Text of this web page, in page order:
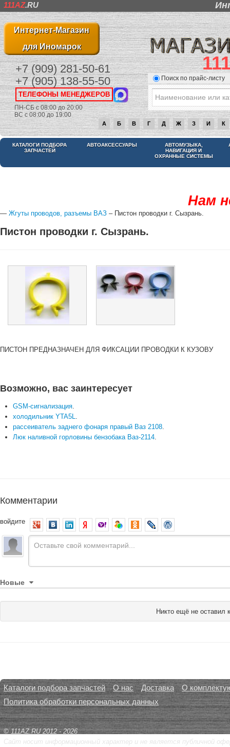
111AZ.RU
Интернет-Магазин
для Иномарок
+7 (909) 281-50-61
+7 (905) 138-55-50
ТЕЛЕФОНЫ МЕНЕДЖЕРОВ
ПН-СБ с 08:00 до 20:00
ВС с 08:00 до 19:00
Поиск по прайс-листу
А Б В Г Д Ж З И К
КАТАЛОГИ ПОДБОРА
ЗАПЧАСТЕЙ
АВТОАКСЕССУАРЫ
АВТОМУЗЫКА,
НАВИГАЦИЯ И
ОХРАННЫЕ СИСТЕМЫ
Нам
— Жгуты проводов, разъемы ВАЗ – Пистон проводки г. Сызрань.
Пистон проводки г. Сызрань.
ПИСТОН ПРЕДНАЗНАЧЕН ДЛЯ ФИКСАЦИИ ПРОВОДКИ К КУЗОВУ
Возможно, вас заинтересует
GSM-сигнализация.
холодильник YTA5L.
рассеиватель заднего фонаря правый Ваз 2108.
Люк наливной горловины бензобака Ваз-2114.
Комментарии
войдите
Новые
Никто ещё не оставил
Каталоги подбора запчастей О нас Доставка
О
Политика обработки персональных данных
© 111AZ.RU 2012 - 2026
Сайт носит информационный характер и не является публичной